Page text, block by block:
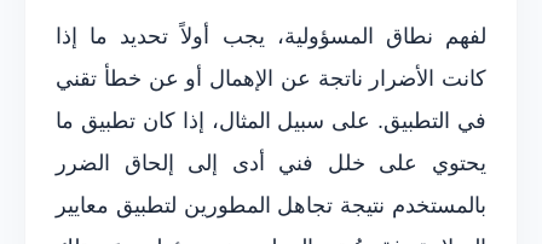
لفهم نطاق المسؤولية، يجب أولاً تحديد ما إذا
كانت الأضرار ناتجة عن الإهمال أو عن خطأ تقني
في التطبيق. على سبيل المثال، إذا كان تطبيق ما
يحتوي على خلل فني أدى إلى إلحاق الضرر
بالمستخدم نتيجة تجاهل المطورين لتطبيق معايير